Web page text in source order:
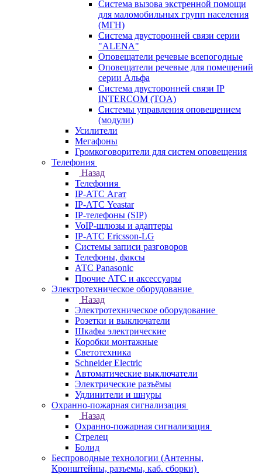
Система вызова экстренной помощи
для маломобильных групп населения
(МГН)
Система двусторонней связи серии
"ALENA"
Оповещатели речевые всепогодные
Оповещатели речевые для помещений
серии Альфа
Система двусторонней связи IP
INTERCOM (TOA)
Системы управления оповещением
(модули)
Усилители
Мегафоны
Громкоговорители для систем оповещения
Телефония
Назад
Телефония
IP-АТС Агат
IP-АТС Yeastar
IP-телефоны (SIP)
VoIP-шлюзы и адаптеры
IP-АТС Ericsson-LG
Системы записи разговоров
Телефоны, факсы
АТС Panasonic
Прочие АТС и аксессуары
Электротехническое оборудование
Назад
Электротехническое оборудование
Розетки и выключатели
Шкафы электрические
Коробки монтажные
Светотехника
Schneider Electric
Автоматические выключатели
Электрические разъёмы
Удлинители и шнуры
Охранно-пожарная сигнализация
Назад
Охранно-пожарная сигнализация
Стрелец
Болид
Беспроводные технологии (Антенны,
Кронштейны, разъемы, каб. сборки)